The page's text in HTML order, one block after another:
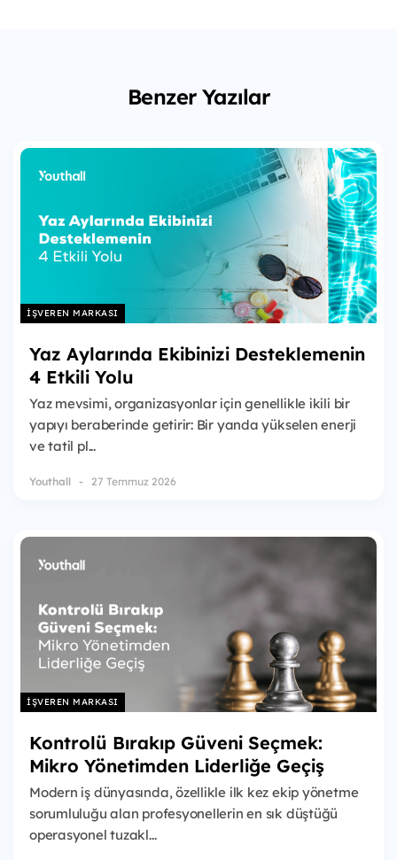
Benzer Yazılar
İŞVEREN MARKASI
Yaz Aylarında Ekibinizi Desteklemenin
4 Etkili Yolu
Yaz mevsimi, organizasyonlar için genellikle ikili bir
yapıyı beraberinde getirir: Bir yanda yükselen enerji
ve tatil pl...
Youthall 27 Temmuz 2026
İŞVEREN MARKASI
Kontrolü Bırakıp Güveni Seçmek:
Mikro Yönetimden Liderliğe Geçiş
Modern iş dünyasında, özellikle ilk kez ekip yönetme
sorumluluğu alan profesyonellerin en sık düştüğü
operasyonel tuzakl...